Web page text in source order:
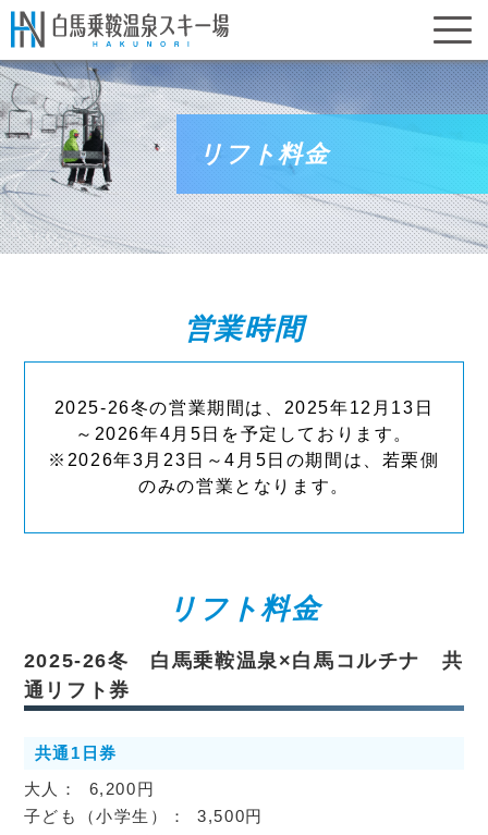
リフト料金
営業時間
2025-26冬の営業期間は、2025年12月13日
～2026年4月5日を予定しております。
※2026年3月23日～4月5日の期間は、若栗側
のみの営業となります。
リフト料金
2025-26冬 白馬乗鞍温泉×白馬コルチナ 共
通リフト券
共通1日券
6,200円
3,500円